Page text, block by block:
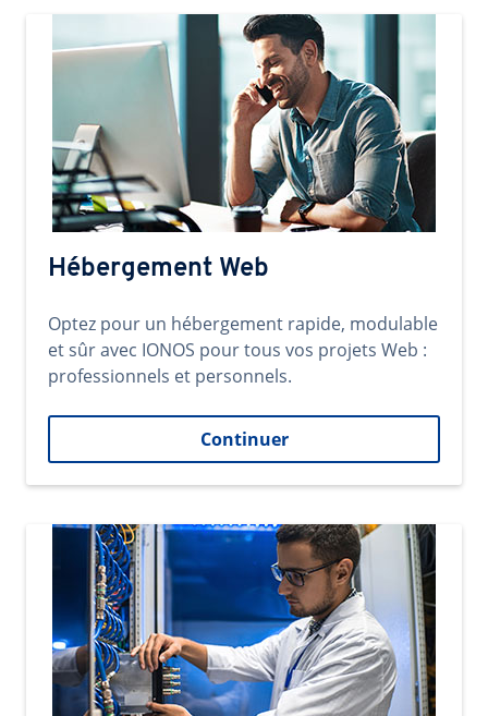
Hébergement Web
Optez pour un hébergement rapide, modulable
et sûr avec IONOS pour tous vos projets Web :
professionnels et personnels.
Continuer